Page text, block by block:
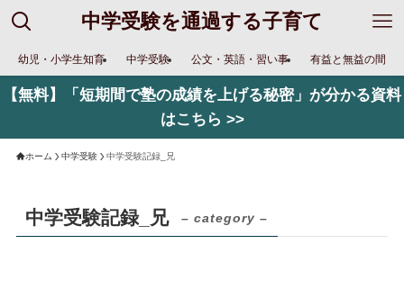
中学受験を通過する子育て
幼児・小学生知育 中学受験 公文・英語・習い事 有益と無益の間
【無料】「短期間で塾の成績を上げる秘密」が分かる資料
はこちら >>
ホーム 中学受験 中学受験記録_兄
中学受験記録_兄 – category –